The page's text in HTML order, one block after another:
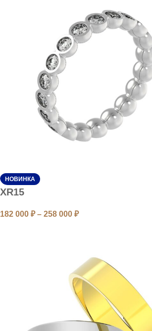
НОВИНКА
XR15
182 000 ₽ – 258 000 ₽